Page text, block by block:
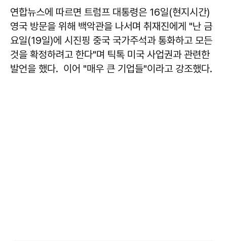
연합뉴스에 따르면 트럼프 대통령은 16일(현지시간)
영국 방문을 위해 백악관을 나서며 취재진에게 "난 금
요일(19일)에 시진핑 중국 국가주석과 통화하고 모든
것을 확정하려고 한다"며 틱톡 미국 사업권과 관련한
발언을 했다. 이어 "매우 큰 기업들"이라고 강조했다.